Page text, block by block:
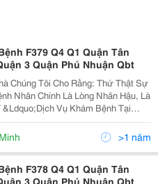
F379 Q4 Q1 Quận Tân
3 Quận Phú Nhuận Qbt
Chúng Tôi Cho Rằng: Thứ Thật Sự
Nhân Chính Là Lòng Nhân Hậu, Là
Vụ Khám Bệnh Tại
Đáp Ứng Nhu Cầu Của Khách Hàng
Viện Do Sức Khỏe, Tuổi Tác,>1 năm
F378 Q4 Q1 Quận Tân
3 Quận Phú Nhuận Qbt